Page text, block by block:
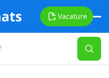
Vacature